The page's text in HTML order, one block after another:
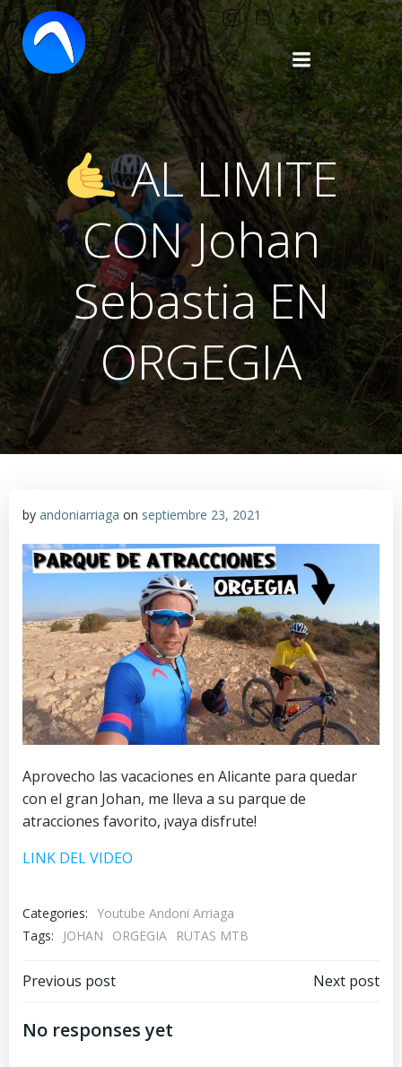
Saltar
al
contenido
AL LIMITE
CON Johan
Sebastia EN
ORGEGIA
by andoniarriaga on septiembre 23, 2021
Aprovecho las vacaciones en Alicante para quedar
con el gran Johan, me lleva a su parque de
atracciones favorito, ¡vaya disfrute!
LINK DEL VIDEO
Categories: Youtube Andoni Arriaga
Tags:
JOHAN ORGEGIA RUTAS MTB
Navegación
por
Previous post
Navegación
Next post
No responses yet